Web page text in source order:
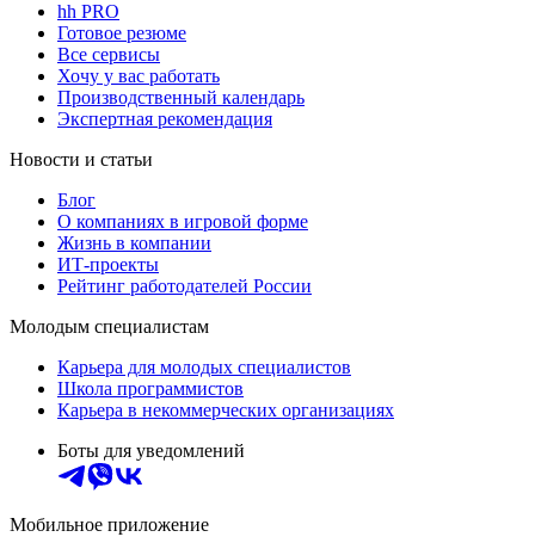
hh PRO
Готовое резюме
Все сервисы
Хочу у вас работать
Производственный календарь
Экспертная рекомендация
Новости и статьи
Блог
О компаниях в игровой форме
Жизнь в компании
ИТ-проекты
Рейтинг работодателей России
Молодым специалистам
Карьера для молодых специалистов
Школа программистов
Карьера в некоммерческих организациях
Боты для уведомлений
Мобильное приложение